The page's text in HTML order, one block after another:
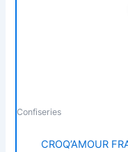
Confiseries
CROQ’AMOUR